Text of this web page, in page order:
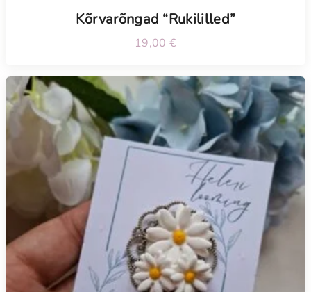
Kõrvarõngad “Rukililled”
19,00 €